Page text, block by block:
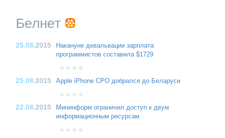
Белнет
25.08.2015
Накануне девальвации зарплата
программистов составила $1729
25.08.2015 Apple iPhone CPO добрался до Беларуси
22.08.2015
Мининформ ограничил доступ к двум
информационным ресурсам